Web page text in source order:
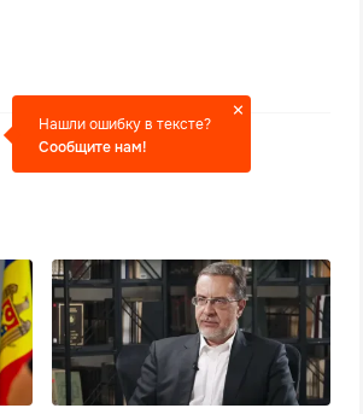
Нашли ошибку в тексте?
Сообщите нам!